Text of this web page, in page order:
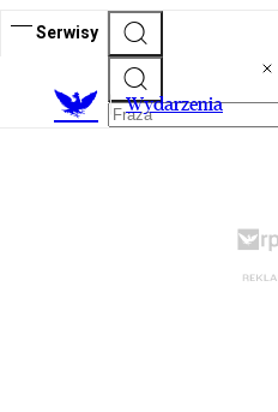
Serwisy
Wydarzenia